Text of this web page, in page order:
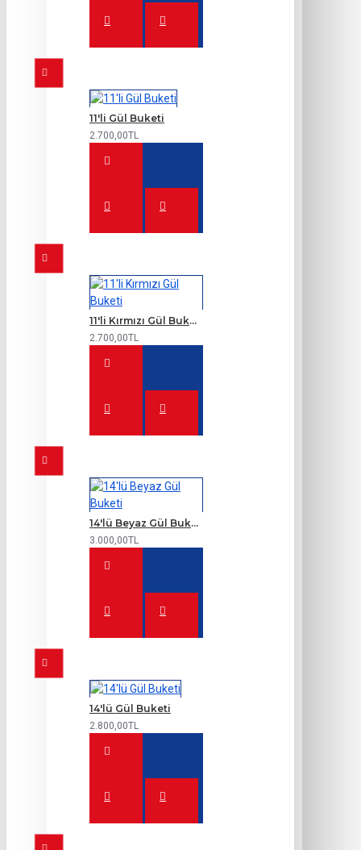
11'li Gül Buketi
2.700,00TL
11'li Kırmızı Gül Buketi
2.700,00TL
14'lü Beyaz Gül Buketi
3.000,00TL
14'lü Gül Buketi
2.800,00TL